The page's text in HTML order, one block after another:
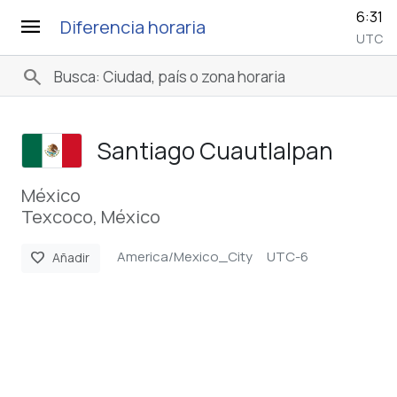
menu Diferencia horaria 6:31
UTC
search
Santiago Cuautlalpan
México
Texcoco, México
favorite Añadir America/Mexico_City UTC-6